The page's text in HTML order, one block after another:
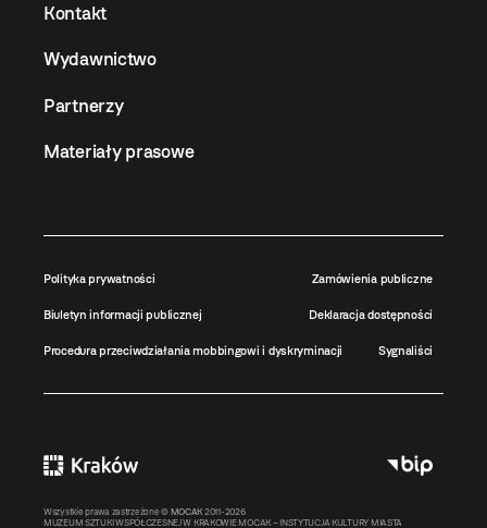
Kontakt
Wydawnictwo
Partnerzy
Materiały prasowe
Polityka prywatności Zamówienia publiczne
Biuletyn informacji publicznej Deklaracja dostępności
Procedura przeciwdziałania mobbingowi i dyskryminacji Sygnaliści
Wszystkie prawa zastrzeżone © MOCAK 2011-2026
MUZEUM SZTUKI WSPÓŁCZESNEJ W KRAKOWIE MOCAK – INSTYTUCJA KULTURY MIASTA